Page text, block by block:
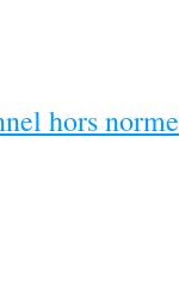
hors norme